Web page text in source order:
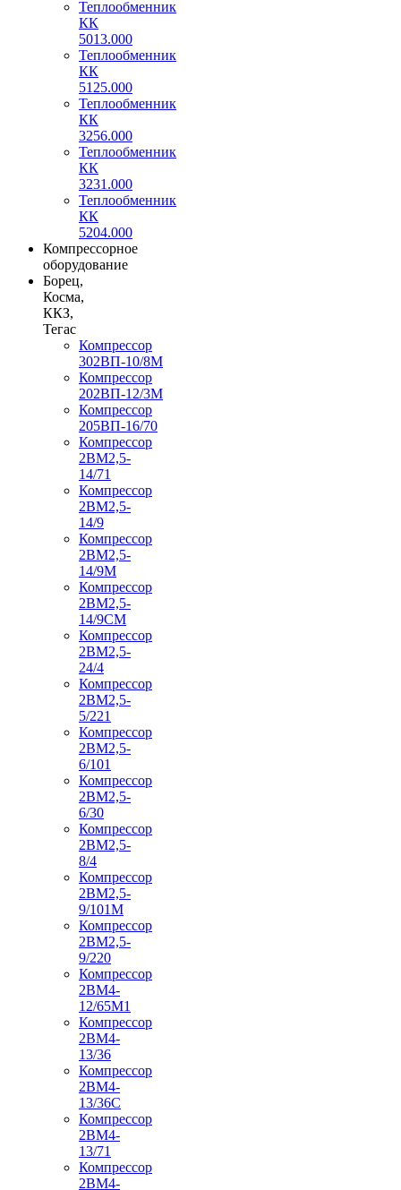
Теплообменник
КК
5013.000
Теплообменник
КК
5125.000
Теплообменник
КК
3256.000
Теплообменник
КК
3231.000
Теплообменник
КК
5204.000
Компрессорное
оборудование
Борец,
Косма,
ККЗ,
Тегас
Компрессор
302ВП-10/8М
Компрессор
202ВП-12/3М
Компрессор
205ВП-16/70
Компрессор
2ВМ2,5-
14/71
Компрессор
2ВМ2,5-
14/9
Компрессор
2ВМ2,5-
14/9М
Компрессор
2ВМ2,5-
14/9СМ
Компрессор
2ВМ2,5-
24/4
Компрессор
2ВМ2,5-
5/221
Компрессор
2ВМ2,5-
6/101
Компрессор
2ВМ2,5-
6/30
Компрессор
2ВМ2,5-
8/4
Компрессор
2ВМ2,5-
9/101М
Компрессор
2ВМ2,5-
9/220
Компрессор
2ВМ4-
12/65М1
Компрессор
2ВМ4-
13/36
Компрессор
2ВМ4-
13/36С
Компрессор
2ВМ4-
13/71
Компрессор
2ВМ4-